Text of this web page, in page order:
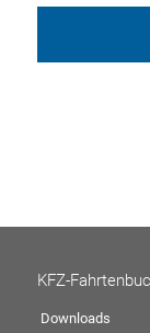
KFZ-
Downloads